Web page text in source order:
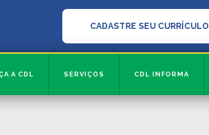
CADASTRE SEU CURRÍCULO
A CDL SERVIÇOS CDL INFORMA